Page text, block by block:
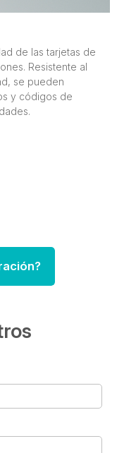
de las tarjetas de
Resistente al
se pueden
y códigos de